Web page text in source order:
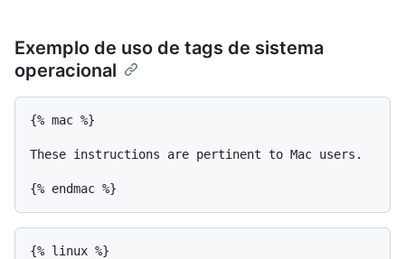
Exemplo de uso de tags de sistema
operacional
{% mac %}
These instructions are pertinent to Mac users.
{% linux %}